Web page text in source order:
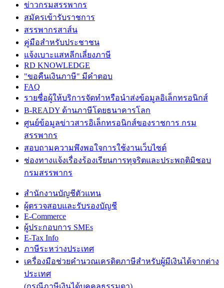
ข่าวกรมสรรพากร
สมัครเข้ารับราชการ
สรรพากรสาส์น
คู่มือสำหรับประชาชน
แจ้งเบาะแสหลีกเลี่ยงภาษี
RD KNOWLEDGE
"ขอคืนเงินภาษี" มีคำตอบ
FAQ
รายชื่อผู้ให้บริการจัดทำหรือนำส่งข้อมูลอิเล็กทรอนิกส์
B-READY ด้านภาษีโดยธนาคารโลก
ศูนย์ข้อมูลข่าวสารอิเล็กทรอนิกส์ของราชการ กรม
สรรพากร
สอบถามความพึงพอใจการใช้งานเว็บไซต์
ช่องทางแจ้งเรื่องร้องเรียนการทุจริตและประพฤติมิชอบ
กรมสรรพากร
สำนักงานบัญชีตัวแทน
ผู้ตรวจสอบและรับรองบัญชี
E-Commerce
ผู้ประกอบการ SMEs
E-Tax Info
ภาษีระหว่างประเทศ
เครื่องมือช่วยคำนวณเครดิตภาษีสำหรับผู้มีเงินได้จากต่าง
ประเทศ
(กรณีภาษีเงินได้บุคคลธรรมดา)